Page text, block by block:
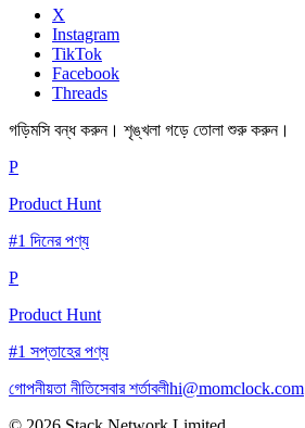
X
Instagram
TikTok
Facebook
Threads
গড়িমসি বন্ধ করুন। শৃঙ্খলা গড়ে তোলা শুরু করুন।
P
Product Hunt
#1 দিনের পণ্য
P
Product Hunt
#1 সপ্তাহের পণ্য
গোপনীয়তা নীতিসেবার শর্তাবলীhi@momclock.com